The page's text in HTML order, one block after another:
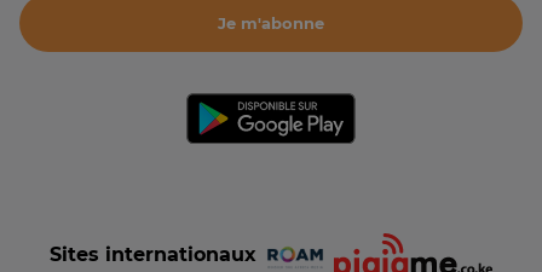
Je m'abonne
Sites internationaux